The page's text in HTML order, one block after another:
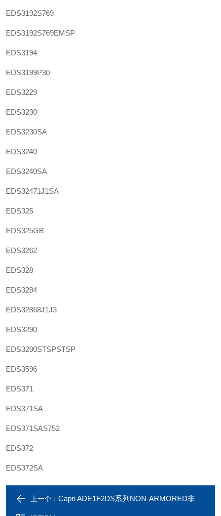
EDS3192S769
EDS3192S769EMSP
EDS3194
EDS3199P30
EDS3229
EDS3230
EDS3230SA
EDS3240
EDS3240SA
EDS32471J1SA
EDS325
EDS325GB
EDS3262
EDS328
EDS3284
EDS32868J1J3
EDS3290
EDS3290STSPSTSP
EDS3596
EDS371
EDS371SA
EDS371SAS752
EDS372
EDS372SA
上一个： Capri ADE1F2DS系列NON-ARMORED非铠格兰